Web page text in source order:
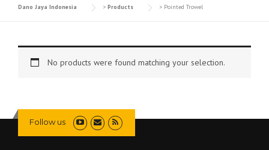
Dano Jaya Indonesia > Products > Pointed Trowel
No products were found matching your selection.
Follow us